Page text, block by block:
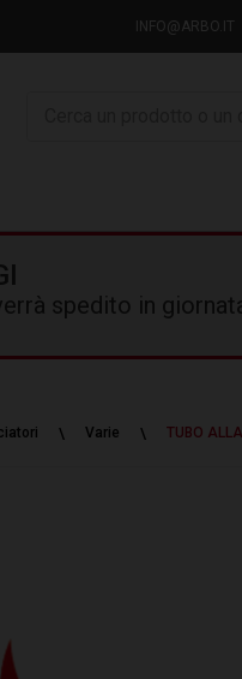
INFO@ARBO.IT
spedito in
Varie TUBO